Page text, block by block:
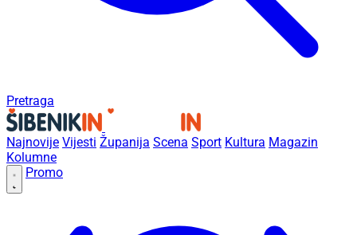
Pretraga
Najnovije Vijesti Županija Scena Sport Kultura Magazin
Kolumne
Promo